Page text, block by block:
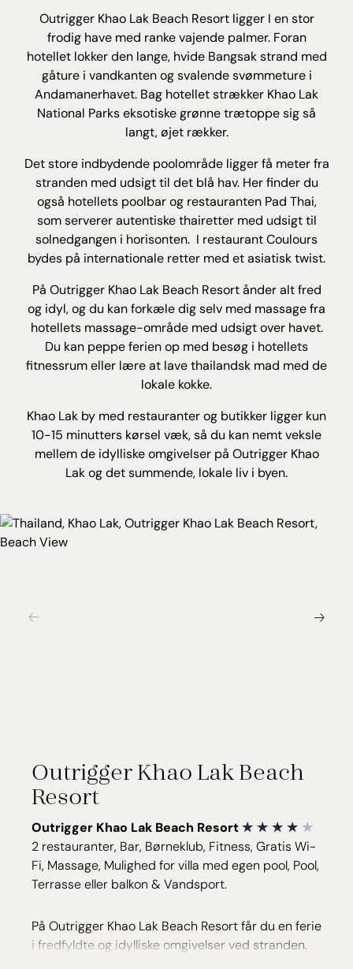
Outrigger Khao Lak Beach Resort ligger I en stor
frodig have med ranke vajende palmer. Foran
hotellet lokker den lange, hvide Bangsak strand med
gåture i vandkanten og svalende svømmeture i
Andamanerhavet. Bag hotellet strækker Khao Lak
National Parks eksotiske grønne trætoppe sig så
langt, øjet rækker.
Det store indbydende poolområde ligger få meter fra
stranden med udsigt til det blå hav. Her finder du
også hotellets poolbar og restauranten Pad Thai,
som serverer autentiske thairetter med udsigt til
solnedgangen i horisonten. I restaurant Coulours
bydes på internationale retter med et asiatisk twist.
På Outrigger Khao Lak Beach Resort ånder alt fred
og idyl, og du kan forkæle dig selv med massage fra
hotellets massage-område med udsigt over havet.
Du kan peppe ferien op med besøg i hotellets
fitnessrum eller lære at lave thailandsk mad med de
lokale kokke.
Khao Lak by med restauranter og butikker ligger kun
10-15 minutters kørsel væk, så du kan nemt veksle
mellem de idylliske omgivelser på Outrigger Khao
Lak og det summende, lokale liv i byen.
Outrigger Khao Lak Beach
Resort
Outrigger Khao Lak Beach Resort
2 restauranter, Bar, Børneklub, Fitness, Gratis Wi-
Fi, Massage, Mulighed for villa med egen pool, Pool,
Terrasse eller balkon & Vandsport.
På Outrigger Khao Lak Beach Resort får du en ferie
i fredfyldte og idylliske omgivelser ved stranden.